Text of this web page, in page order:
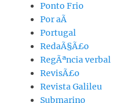
Ponto Frio
Por aÃ­
Portugal
RedaÃ§Ã£o
RegÃªncia verbal
RevisÃ£o
Revista Galileu
Submarino